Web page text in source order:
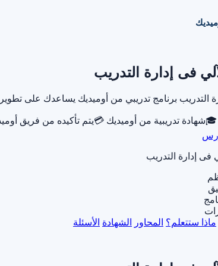
فى إدارة التدريب
التدريب برنامج تدريبي من أوميديك يساعدك على
🎓شهادة تدريبية من أوميديك 💳يتم تأكيده من فريق
ماذا ستتعلم؟ المحاور الشهادة الأسئلة